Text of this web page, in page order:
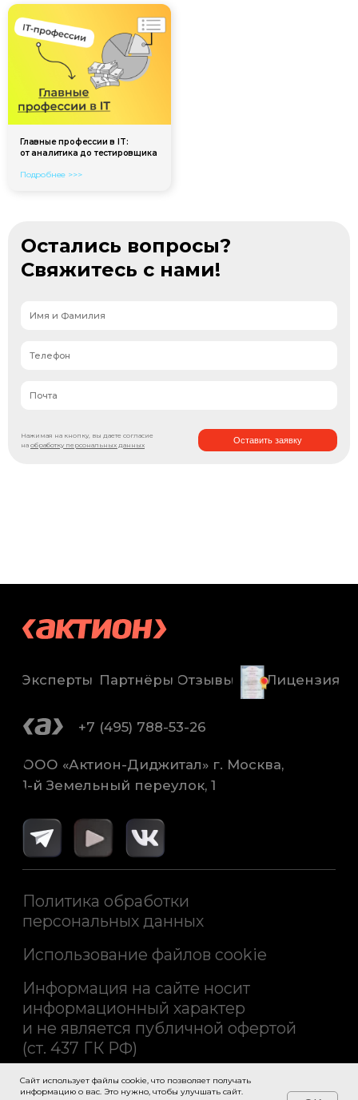
Главные профессии в IT:
от аналитика до тестировщика
Подробнее >>>
Остались вопросы?
Свяжитесь с нами!
Нажимая на кнопку, вы даете согласие
на обработку персональных данных Оставить заявку
Сайт использует файлы cookie, что позволяет получать
информацию о вас. Это нужно, чтобы улучшать сайт.